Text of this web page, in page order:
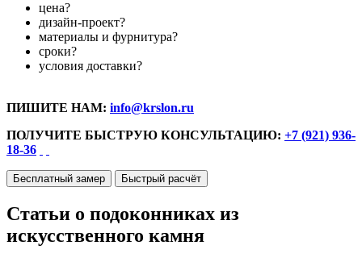
цена?
дизайн-проект?
материалы и фурнитура?
сроки?
условия доставки?
ПИШИТЕ НАМ: info@krslon.ru
ПОЛУЧИТЕ БЫСТРУЮ КОНСУЛЬТАЦИЮ: +7 (921) 936-
18-36
Бесплатный замер Быстрый расчёт
Статьи о подоконниках из
искусственного камня